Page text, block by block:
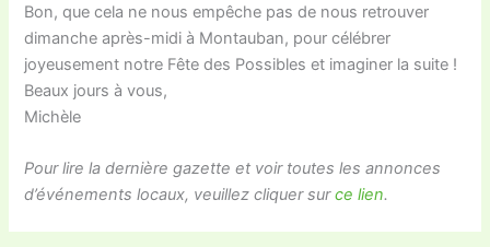
Bon, que cela ne nous empêche pas de nous retrouver
dimanche après-midi à Montauban, pour célébrer
joyeusement notre Fête des Possibles et imaginer la suite !
Beaux jours à vous,
Michèle
Pour lire la dernière gazette et voir toutes les annonces
d’événements locaux, veuillez cliquer surce lien.